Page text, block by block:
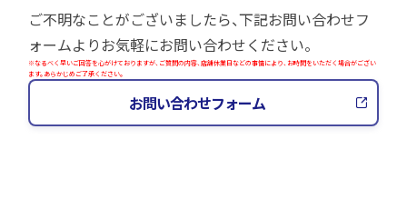
ご不明なことがございましたら、下記お問い合わせフ
ォームよりお気軽にお問い合わせください。
※なるべく早いご回答を心がけておりますが、ご質問の内容、店舗休業日などの事情により、お時間をいただく場合がござい
ます。あらかじめご了承ください。
お問い合わせフォーム